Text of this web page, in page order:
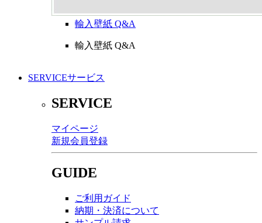
輸入壁紙 Q&A
輸入壁紙 Q&A
SERVICEサービス
SERVICE
マイページ
新規会員登録
GUIDE
ご利用ガイド
納期・決済について